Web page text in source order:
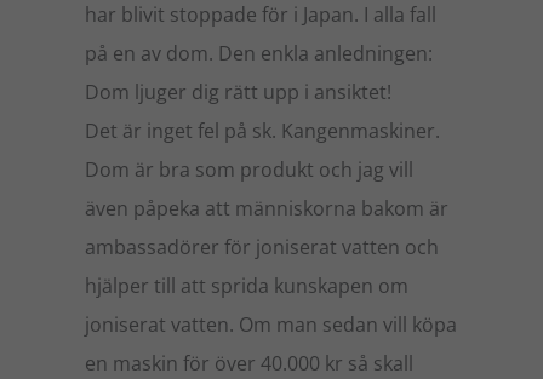
har blivit stoppade för i Japan. I alla fall
på en av dom. Den enkla anledningen:
Dom ljuger dig rätt upp i ansiktet!
Det är inget fel på sk. Kangenmaskiner.
Dom är bra som produkt och jag vill
även påpeka att människorna bakom är
ambassadörer för joniserat vatten och
hjälper till att sprida kunskapen om
joniserat vatten. Om man sedan vill köpa
en maskin för över 40.000 kr så skall